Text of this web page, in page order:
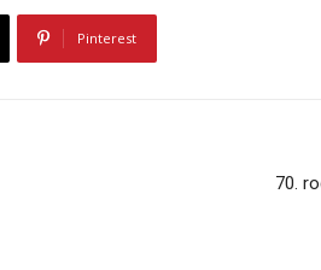
Pinterest
70.